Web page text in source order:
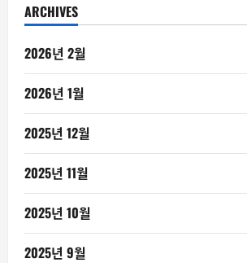
ARCHIVES
2026년 2월
2026년 1월
2025년 12월
2025년 11월
2025년 10월
2025년 9월